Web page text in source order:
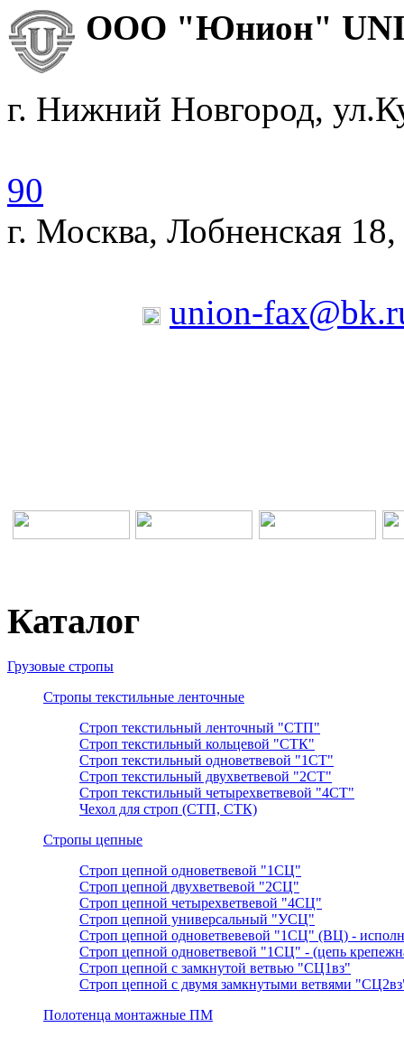
ООО
г. Нижний Новгород,
90
г. Москва, Лобненская
union-
Каталог
Грузовые стропы
Стропы текстильные ленточные
Строп текстильный ленточный "СТП"
Строп текстильный кольцевой "СТК"
Строп текстильный одноветвевой "1СТ"
Строп текстильный двухветвевой "2СТ"
Строп текстильный четырехветвевой "4СТ"
Чехол для строп (СТП, СТК)
Стропы цепные
Строп цепной одноветвевой "1СЦ"
Строп цепной двухветвевой "2СЦ"
Строп цепной четырехветвевой "4СЦ"
Строп цепной универсальный "УСЦ"
Строп цепной одноветвевевой "1СЦ" (ВЦ) -
Строп цепной одноветвевой "1СЦ" - (цепь
Строп цепной с замкнутой ветвью "СЦ1вз"
Строп цепной с двумя замкнутыми ветвями
Полотенца монтажные ПМ